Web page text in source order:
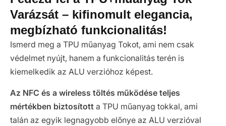
Varázsát – kifinomult elegancia,
megbízható funkcionalitás!
Ismerd meg a TPU műanyag Tokot, ami nem csak
védelmet nyújt, hanem a funkcionalitás terén is
kiemelkedik az ALU verzióhoz képest.
Az NFC és a wireless töltés működése teljes
mértékben biztosított a TPU műanyag tokkal, ami
talán az egyik legnagyobb előnye az ALU verzióval